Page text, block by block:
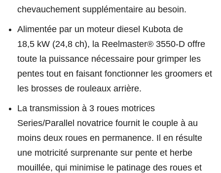
chevauchement supplémentaire au besoin.
Alimentée par un moteur diesel Kubota de
18,5 kW (24,8 ch), la Reelmaster® 3550-D offre
toute la puissance nécessaire pour grimper les
pentes tout en faisant fonctionner les groomers et
les brosses de rouleaux arrière.
La transmission à 3 roues motrices
Series/Parallel novatrice fournit le couple à au
moins deux roues en permanence. Il en résulte
une motricité surprenante sur pente et herbe
mouillée, qui minimise le patinage des roues et